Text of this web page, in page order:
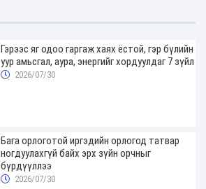
Гэрээс яг одоо гаргаж хаях ёстой, гэр бүлийн
уур амьсгал, аура, энергийг хордуулдаг 7 зүйл
2026/07/30
Бага орлоготой иргэдийн орлогод татвар
ногдуулахгүй байх эрх зүйн орчныг
бүрдүүллээ
2026/07/30